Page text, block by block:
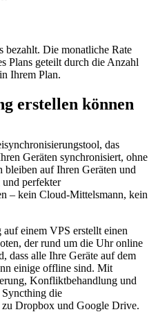
bezahlt. Die monatliche Rate
Plans geteilt durch die Anzahl
Ihrem Plan.
erstellen können
das
Geräten synchronisiert, ohne
bleiben auf Ihren Geräten und
perfekter
– kein Cloud-Mittelsmann, kein
einem VPS erstellt einen
der rund um die Uhr online
dass alle Ihre Geräte auf dem
einige offline sind. Mit
Konfliktbehandlung und
die
Dropbox und Google Drive.